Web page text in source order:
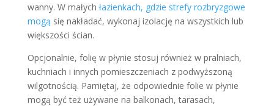
wanny. W małych łazienkach, gdzie strefy rozbryzgowe
mogą się nakładać, wykonaj izolację na wszystkich lub
większości ścian.
Opcjonalnie, folię w płynie stosuj również w pralniach,
kuchniach i innych pomieszczeniach z podwyższoną
wilgotnością. Pamiętaj, że odpowiednie folie w płynie
mogą być też używane na balkonach, tarasach,